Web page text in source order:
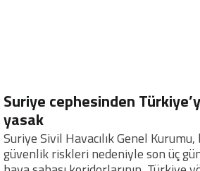
Suriye cephesinden
yasak
Suriye Sivil Havacılık Genel
güvenlik riskleri nedeniyle son üç